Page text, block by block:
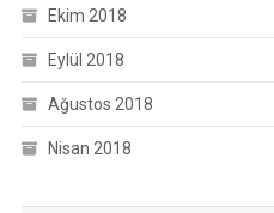
Ekim 2018
Eylül 2018
Ağustos 2018
Nisan 2018